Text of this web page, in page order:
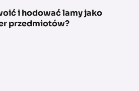
i hodować lamy jako
przedmiotów?